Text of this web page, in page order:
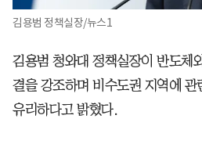
김용범 정책실장/뉴스1
김용범 청와대 정책실장이 반도체
결을 강조하며 비수도권 지역에 관
유리하다고 밝혔다.